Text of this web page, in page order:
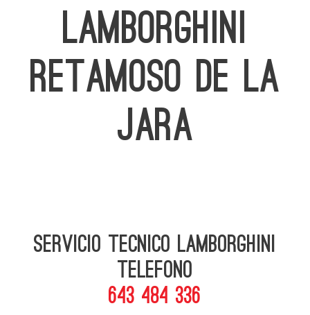
LAMBORGHINI
RETAMOSO DE LA
JARA
Servicio Tecnico Lamborghini
telefono
643 484 336